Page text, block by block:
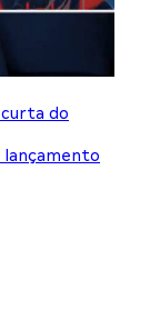
do
lançamento